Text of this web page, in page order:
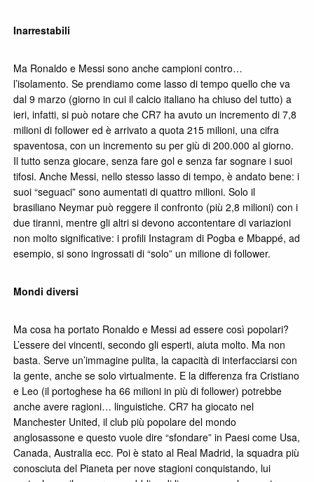
Inarrestabili
Ma Ronaldo e Messi sono anche campioni contro…
l’isolamento. Se prendiamo come lasso di tempo quello che va
dal 9 marzo (giorno in cui il calcio italiano ha chiuso del tutto) a
ieri, infatti, si può notare che CR7 ha avuto un incremento di 7,8
milioni di follower ed è arrivato a quota 215 milioni, una cifra
spaventosa, con un incremento su per giù di 200.000 al giorno.
Il tutto senza giocare, senza fare gol e senza far sognare i suoi
tifosi. Anche Messi, nello stesso lasso di tempo, è andato bene: i
suoi “seguaci” sono aumentati di quattro milioni. Solo il
brasiliano Neymar può reggere il confronto (più 2,8 milioni) con i
due tiranni, mentre gli altri si devono accontentare di variazioni
non molto significative: i profili Instagram di Pogba e Mbappé, ad
esempio, si sono ingrossati di “solo” un milione di follower.
Mondi diversi
Ma cosa ha portato Ronaldo e Messi ad essere così popolari?
L’essere dei vincenti, secondo gli esperti, aiuta molto. Ma non
basta. Serve un’immagine pulita, la capacità di interfacciarsi con
la gente, anche se solo virtualmente. E la differenza fra Cristiano
e Leo (il portoghese ha 66 milioni in più di follower) potrebbe
anche avere ragioni… linguistiche. CR7 ha giocato nel
Manchester United, il club più popolare del mondo
anglosassone e questo vuole dire “sfondare” in Paesi come Usa,
Canada, Australia ecc. Poi è stato al Real Madrid, la squadra più
conosciuta del Pianeta per nove stagioni conquistando, lui